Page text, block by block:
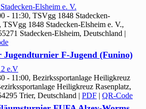
Elsheim e. V.
- 11:30, TSVgg 1848 Stadecken-
TSVgg 1848 Stadecken-Elsheim e. V.,
Stadecken-Elsheim, Deutschland |
F-Jugend (Funino)
e.V
- 11:00, Bezirkssportanlage Heiligkreuz
Heiligkreuz Rasenplatz,
Trier, Deutschland | PDF | QR-Code